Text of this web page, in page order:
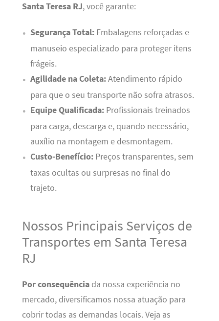
Santa Teresa RJ, você garante:
Segurança Total:Embalagens reforçadas e
manuseio especializado para proteger itens
frágeis.
Agilidade na Coleta:Atendimento rápido
para que o seu transporte não sofra atrasos.
Equipe Qualificada:Profissionais treinados
para carga, descarga e, quando necessário,
auxílio na montagem e desmontagem.
Custo-Benefício:Preços transparentes, sem
taxas ocultas ou surpresas no final do
trajeto.
Nossos Principais Serviços de
Transportes em Santa Teresa
RJ
Por consequênciada nossa experiência no
mercado, diversificamos nossa atuação para
cobrir todas as demandas locais. Veja as